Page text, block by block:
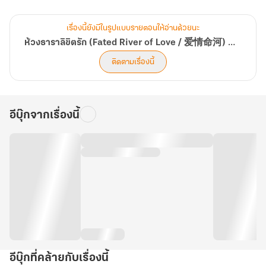
“บางทีฉันอาจจะอยากได้อ้อมกอดของคนในครอบครัว รวมถึงของนาย
กับครอบครัวนายมาร่วมยินดีในวันที่ฉันมีความสุขและปลอบในวันที่ฉันมี
ความทุกข์ แต่เมื่อสถานการณ์ของเราเป็นแบบนี้ การมีนายเคียงข้างย่อม
เป็นไปไม่ได้ ฉันคงเคว้งคว้างน่าดู แต่ฉันก็จะพยายามนะ”
-เล่มนี้เป็นเล่ม 2 (เล่มจบ) นะคะ เล่ม 1 ออกก่อนหน้านี้แล้วค่ะ ส่วนเล่ม
นี้หวานมากจึงออกช่วงวันแห่งความรัก อย่าลืมมาอุดหนุนอีบุ๊กนำไปเติม
เรื่องนี้ยังมีในรูปแบบรายตอนให้อ่านด้วยนะ
ห้วงธาราลิขิตรัก (Fated River of Love / 爱情命河) มี E-Book
ติดตามเรื่องนี้
อีบุ๊กจากเรื่องนี้
อีบุ๊กที่คล้ายกับเรื่องนี้